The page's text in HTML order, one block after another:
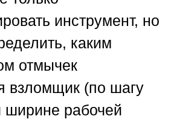
инструмент, но
каким
отмычек
взломщик (по шагу
ширине рабочей